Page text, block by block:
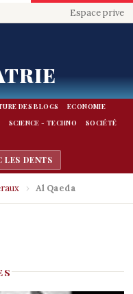
Espace prive
DES BLOGS
ECONOMIE
SCIENCE - TECHNO
SOCIÉTÉ
› Al Qaeda